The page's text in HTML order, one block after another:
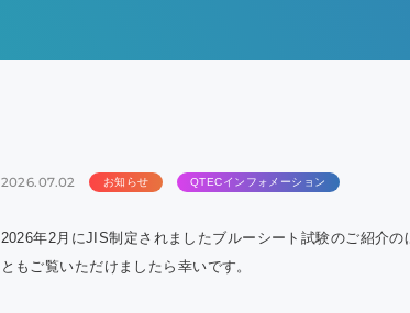
2026.07.02 お知らせ QTECインフォメーション
2026年2月にJIS制定されましたブルーシート試験のご紹介
ともご覧いただけましたら幸いです。